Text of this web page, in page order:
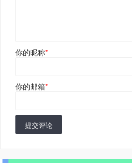
你的昵称*
你的邮箱*
提交评论